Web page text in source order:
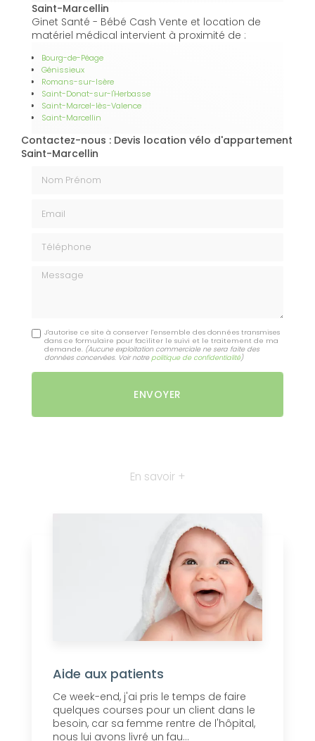
Saint-Marcellin
Ginet Santé - Bébé Cash Vente et location de
matériel médical intervient à proximité de :
Bourg-de-Péage
Génissieux
Romans-sur-Isère
Saint-Donat-sur-l'Herbasse
Saint-Marcel-lès-Valence
Saint-Marcellin
Contactez-nous : Devis location vélo d'appartement
Saint-Marcellin
Message
J'autorise ce site à conserver l'ensemble des données transmises
dans ce formulaire pour faciliter le suivi et le traitement de ma
demande. (Aucune exploitation commerciale ne sera faite des
données concervées. Voir notre politique de confidentialité)
En savoir +
Aide aux patients
Ce week-end, j'ai pris le temps de faire
quelques courses pour un client dans le
besoin, car sa femme rentre de l'hôpital,
nous lui avons livré un fau...